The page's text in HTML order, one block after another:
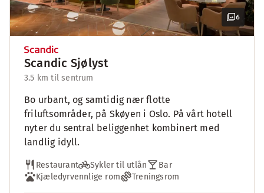
6
Scandic Sjølyst
3.5 km til sentrum
Bo urbant, og samtidig nær flotte
friluftsområder, på Skøyen i Oslo. På vårt hotell
nyter du sentral beliggenhet kombinert med
landlig idyll.
Restaurant Sykler til utlån
Bar
Kjæledyrvennlige rom
Treningsrom